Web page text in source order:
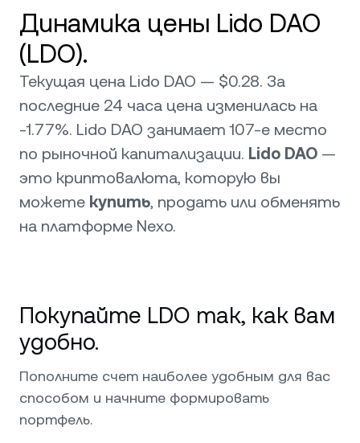
Динамика цены Lido DAO
(LDO).
Текущая цена Lido DAO — $0.28. За
последние 24 часа цена изменилась на
-1.77%. Lido DAO занимает 107-е место
по рыночной капитализации. Lido DAO —
это криптовалюта, которую вы
можете купить, продать или обменять
на платформе Nexo.
Покупайте LDO так, как вам
удобно.
Пополните счет наиболее удобным для вас
способом и начните формировать
портфель.